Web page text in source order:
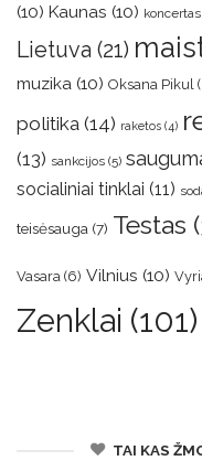
(10) Kaunas (10) koncertas
Lietuva (21)
muzika (10) Oksana Pikul
politika (14) raketos (4)
(13) sankcijos (5)
socialiniai tinklai (11)
teisėsauga (7) Testas
Vasara (6) Vilnius (10)
Zenklai (101)
TAI KAS